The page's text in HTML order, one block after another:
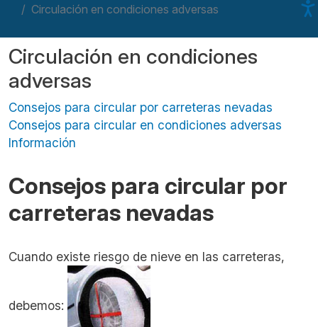
Circulación en condiciones adversas
Circulación en condiciones
adversas
Consejos para circular por carreteras nevadas
Consejos para circular en condiciones adversas
Información
Consejos para circular por
carreteras nevadas
Cuando existe riesgo de nieve en las carreteras,
debemos: